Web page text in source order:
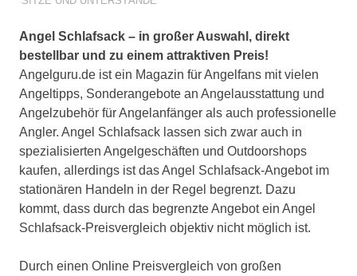
Angel Schlafsack – in großer Auswahl, direkt
bestellbar und zu einem attraktiven Preis!
Angelguru.de ist ein Magazin für Angelfans mit vielen
Angeltipps, Sonderangebote an Angelausstattung und
Angelzubehör für Angelanfänger als auch professionelle
Angler. Angel Schlafsack lassen sich zwar auch in
spezialisierten Angelgeschäften und Outdoorshops
kaufen, allerdings ist das Angel Schlafsack-Angebot im
stationären Handeln in der Regel begrenzt. Dazu
kommt, dass durch das begrenzte Angebot ein Angel
Schlafsack-Preisvergleich objektiv nicht möglich ist.
Durch einen Online Preisvergleich von großen